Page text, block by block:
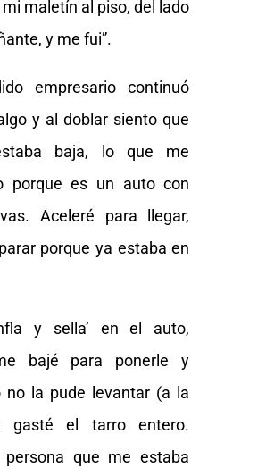
maletín al piso, del lado
y me fui”.
empresario continuó
y al doblar siento que
baja, lo que me
porque es un auto con
Aceleré para llegar,
porque ya estaba en
y sella’ en el auto,
bajé para ponerle y
no la pude levantar (a la
gasté el tarro entero.
que me estaba